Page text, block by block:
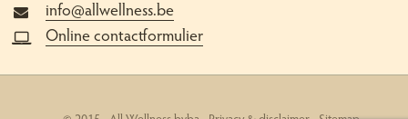
info@allwellness.be
Online contactformulier